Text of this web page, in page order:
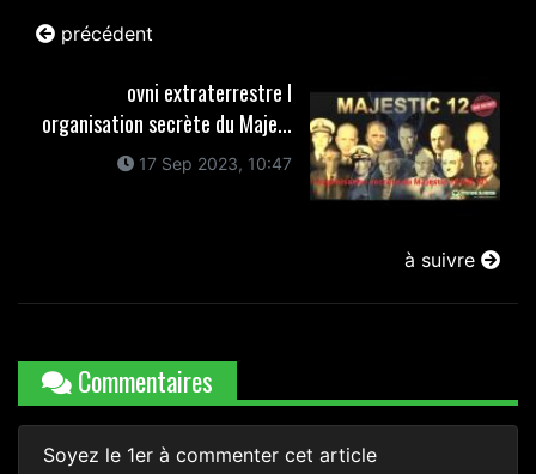
précédent
ovni extraterrestre l
organisation secrète du Maje...
17 Sep 2023, 10:47
à suivre
Commentaires
Soyez le 1er à commenter cet article